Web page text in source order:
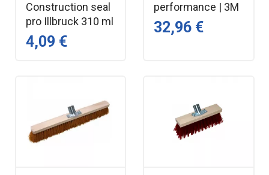
Construction seal
pro Illbruck 310 ml
4,09 €
performance | 3M
32,96 €